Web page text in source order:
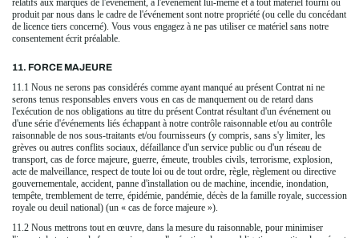
relatifs aux marques de l'événement, à l'événement lui-même et à tout matériel fourni ou
produit par nous dans le cadre de l'événement sont notre propriété (ou celle du concédant
de licence tiers concerné). Vous vous engagez à ne pas utiliser ce matériel sans notre
consentement écrit préalable.
11. FORCE MAJEURE
11.1 Nous ne serons pas considérés comme ayant manqué au présent Contrat ni ne
serons tenus responsables envers vous en cas de manquement ou de retard dans
l'exécution de nos obligations au titre du présent Contrat résultant d'un événement ou
d'une série d'événements liés échappant à notre contrôle raisonnable et/ou au contrôle
raisonnable de nos sous-traitants et/ou fournisseurs (y compris, sans s'y limiter, les
grèves ou autres conflits sociaux, défaillance d'un service public ou d'un réseau de
transport, cas de force majeure, guerre, émeute, troubles civils, terrorisme, explosion,
acte de malveillance, respect de toute loi ou de tout ordre, règle, règlement ou directive
gouvernementale, accident, panne d'installation ou de machine, incendie, inondation,
tempête, tremblement de terre, épidémie, pandémie, décès de la famille royale, succession
royale ou deuil national) (un « cas de force majeure »).
11.2 Nous mettrons tout en œuvre, dans la mesure du raisonnable, pour minimiser